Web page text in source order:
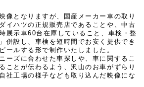
像となりますが、国産メーカー車の取り
イハツの正規販売店であることや、中古
展示車60台在庫していること、車検・整
併設し、車検を短時間でお安く提供でき
ールする形で制作いたしました。
ーズに合わせた車探しや、車に関するこ
ことが伝わるよう、沢山のお車がずらり
社工場の様子なども取り込んだ映像にな